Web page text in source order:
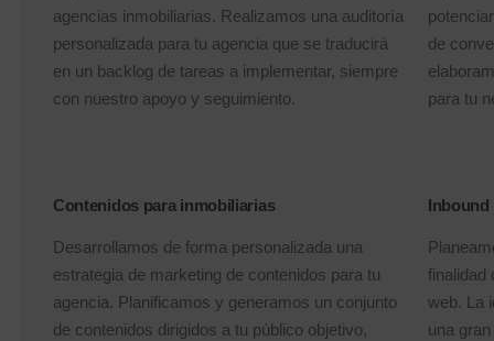
agencias inmobiliarias. Realizamos una auditoría
personalizada para tu agencia que se traducirá
en un backlog de tareas a implementar, siempre
con nuestro apoyo y seguimiento.
de
para tu
Contenidos para inmobiliarias
Desarrollamos de forma personalizada una
estrategia de marketing de contenidos para tu
agencia. Planificamos y generamos un conjunto
de contenidos dirigidos a tu público objetivo,
Inbound
finalidad
web. La
una